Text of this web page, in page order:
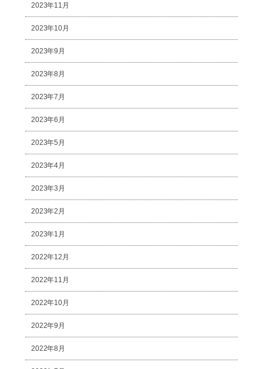
2023年11月
2023年10月
2023年9月
2023年8月
2023年7月
2023年6月
2023年5月
2023年4月
2023年3月
2023年2月
2023年1月
2022年12月
2022年11月
2022年10月
2022年9月
2022年8月